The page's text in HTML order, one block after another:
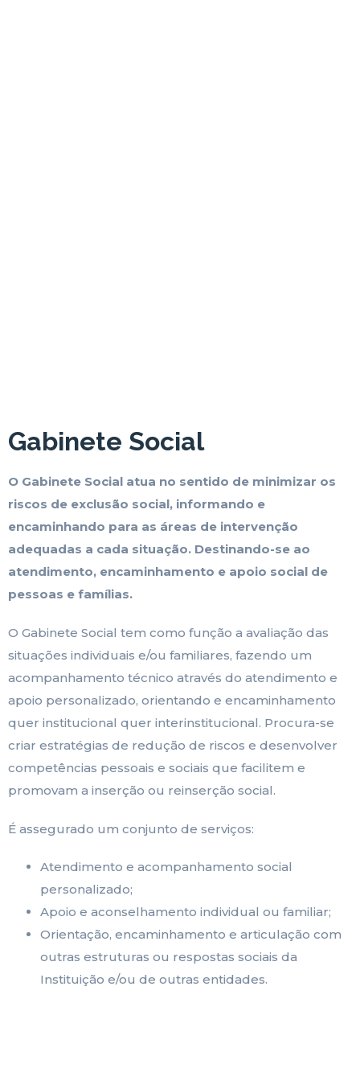
Gabinete Social
O Gabinete Social atua no sentido de minimizar os
riscos de exclusão social, informando e
encaminhando para as áreas de intervenção
adequadas a cada situação. Destinando-se ao
atendimento, encaminhamento e apoio social de
pessoas e famílias.
O Gabinete Social tem como função a avaliação das
situações individuais e/ou familiares, fazendo um
acompanhamento técnico através do atendimento e
apoio personalizado, orientando e encaminhamento
quer institucional quer interinstitucional. Procura-se
criar estratégias de redução de riscos e desenvolver
competências pessoais e sociais que facilitem e
promovam a inserção ou reinserção social.
É assegurado um conjunto de serviços:
Atendimento e acompanhamento social
personalizado;
Apoio e aconselhamento individual ou familiar;
Orientação, encaminhamento e articulação com
outras estruturas ou respostas sociais da
Instituição e/ou de outras entidades.